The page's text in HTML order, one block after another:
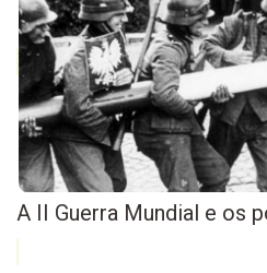
A II Guerra Mundial e os